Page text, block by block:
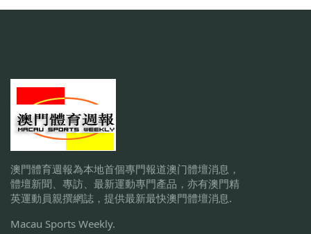
澳門體育週報為本地首個專門報道澳门體壇消息，
體壇新聞、專訪、最新運動專門產品，亦有澳門精
英運動員親撰網誌，提供最新最快澳門體壇消息.
Macau Sports Weekly.